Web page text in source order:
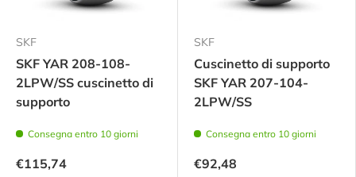
SKF
SKF YAR 208-108-
2LPW/SS cuscinetto di
supporto
Consegna entro 10 giorni
€115,74
SKF
Cuscinetto di supporto
SKF YAR 207-104-
2LPW/SS
Consegna entro 10 giorni
€92,48